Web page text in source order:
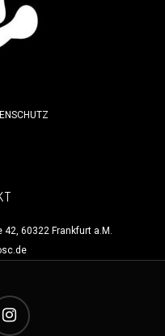
60322 Frankfurt a.M.